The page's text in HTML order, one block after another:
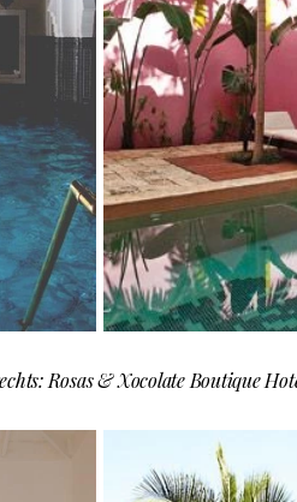
Rosas & Xocolate Boutique